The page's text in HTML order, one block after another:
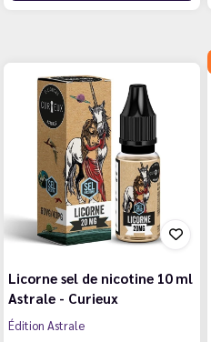
Licorne sel de nicotine 10 ml
Astrale - Curieux
Édition Astrale